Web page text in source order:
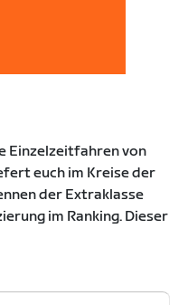
Einzelzeitfahren von
euch im Kreise der
der Extraklasse
im Ranking. Dieser